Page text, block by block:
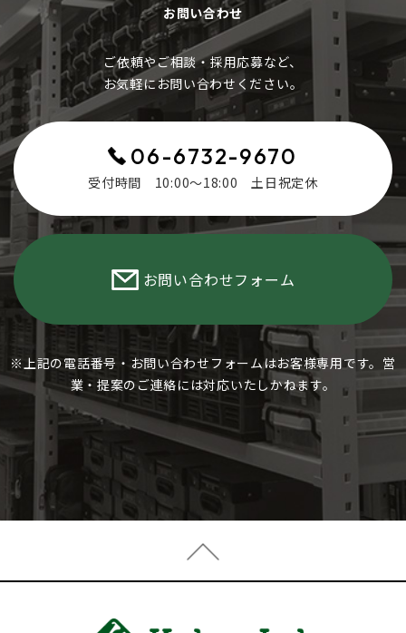
お問い合わせ
ご依頼やご相談・採用応募など、
お気軽にお問い合わせください。​​​​​​​
06-6732-9670
受付時間 10:00～18:00 土日祝定休
お問い合わせフォーム
※上記の電話番号・お問い合わせフォームはお客様専用です。営
業・提案のご連絡には対応いたしかねます。